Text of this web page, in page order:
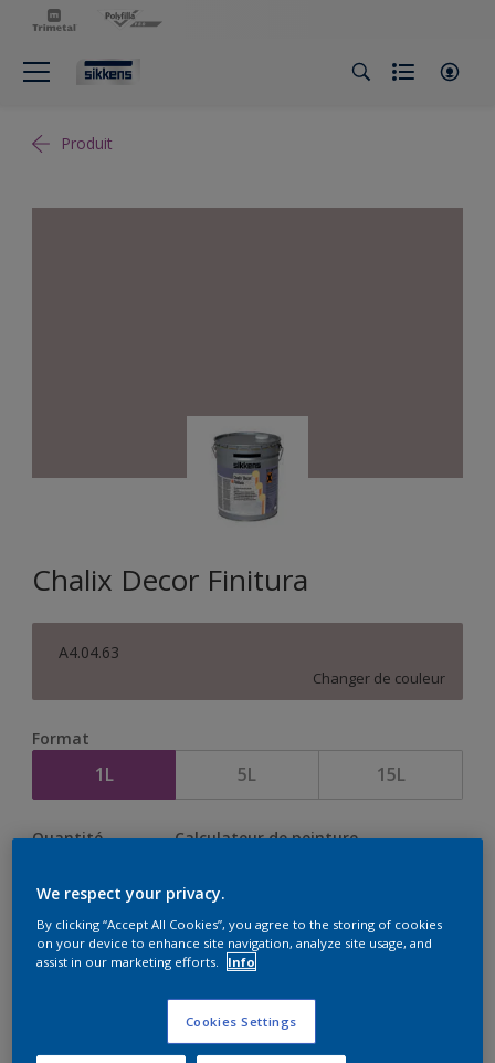
Produit
Chalix Decor Finitura
A4.04.63
Changer de couleur
Format
1L 5L 15L
Quantité Calculateur de peinture
Ajouter à la liste d’achats
We respect your privacy.
By clicking “Accept All Cookies”, you agree to the storing of cookies
on your device to enhance site navigation, analyze site usage, and
assist in our marketing efforts.
Info
Cookies Settings